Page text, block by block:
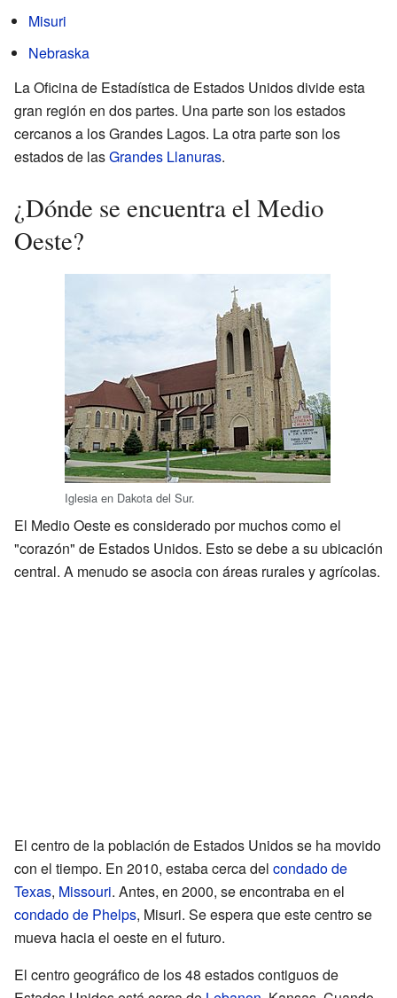
Misuri
Nebraska
La Oficina de Estadística de Estados Unidos divide esta
gran región en dos partes. Una parte son los estados
cercanos a los Grandes Lagos. La otra parte son los
estados de lasGrandes Llanuras.
¿Dónde se encuentra el Medio
Oeste?
Iglesia en Dakota del Sur.
El Medio Oeste es considerado por muchos como el
"corazón" de Estados Unidos. Esto se debe a su ubicación
central. A menudo se asocia con áreas rurales y agrícolas.
El centro de la población de Estados Unidos se ha movido
con el tiempo. En 2010, estaba cerca del condado de
Texas, Missouri. Antes, en 2000, se encontraba en el
condado de Phelps, Misuri. Se espera que este centro se
mueva hacia el oeste en el futuro.
El centro geográfico de los 48 estados contiguos de